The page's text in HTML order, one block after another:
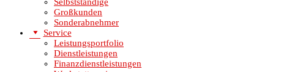
Großkunden
Sonderabnehmer
Service
Leistungsportfolio
Dienstleistungen
Finanzdienstleistungen